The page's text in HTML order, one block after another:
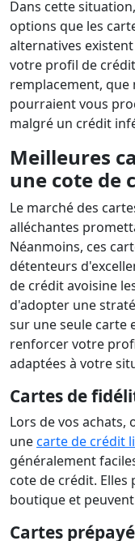
Dans cette
options que les
alternatives
votre profil de
remplacement, que
pourraient vous
malgré un crédit
Meilleures
une cote de
Le marché des
alléchantes
Néanmoins, ces
détenteurs
de crédit avoisine
d'adopter une
sur une seule carte
renforcer votre
adaptées à votre
Cartes de
Lors de vos achats,
unecarte de crédit
généralement
cote de crédit. Elles
boutique et
Cartes